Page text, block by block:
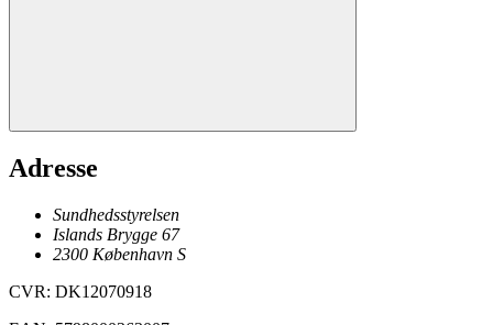
Adresse
Sundhedsstyrelsen
Islands Brygge 67
2300 København S
CVR: DK12070918